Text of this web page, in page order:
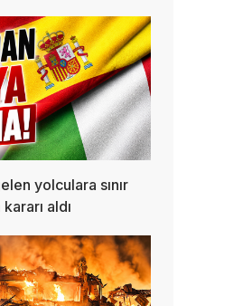
yolculara sınır
aldı